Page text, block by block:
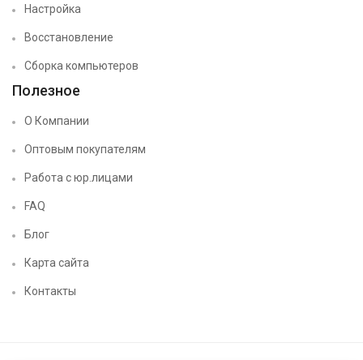
Настройка
Восстановление
Сборка компьютеров
Полезное
О Компании
Оптовым покупателям
Работа с юр.лицами
FAQ
Блог
Карта сайта
Контакты